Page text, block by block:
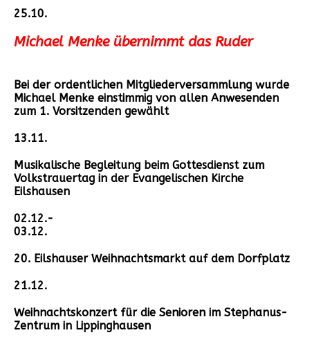
25.10.
Michael Menke übernimmt das Ruder
Bei der ordentlichen Mitgliederversammlung wurde
Michael Menke einstimmig von allen Anwesenden
zum 1. Vorsitzenden gewählt
13.11.
Musikalische Begleitung beim Gottesdienst zum
Volkstrauertag in der Evangelischen Kirche
Eilshausen
02.12.-
03.12.
20. Eilshauser Weihnachtsmarkt auf dem Dorfplatz
21.12.
Weihnachtskonzert für die Senioren im Stephanus-
Zentrum in Lippinghausen